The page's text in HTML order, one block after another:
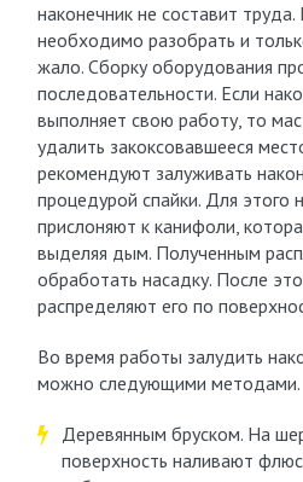
наконечник не составит
необходимо разобрать и
жало. Сборку оборудования
последовательности. Если
выполняет свою работу, то
удалить закоксовавшееся
рекомендуют залуживать
процедурой спайки. Для этого
прислоняют к канифоли,
выделяя дым. Полученным
обработать насадку. После
распределяют его по
Во время работы залудить
можно следующими методами.
Деревянным бруском. На
поверхность наливают